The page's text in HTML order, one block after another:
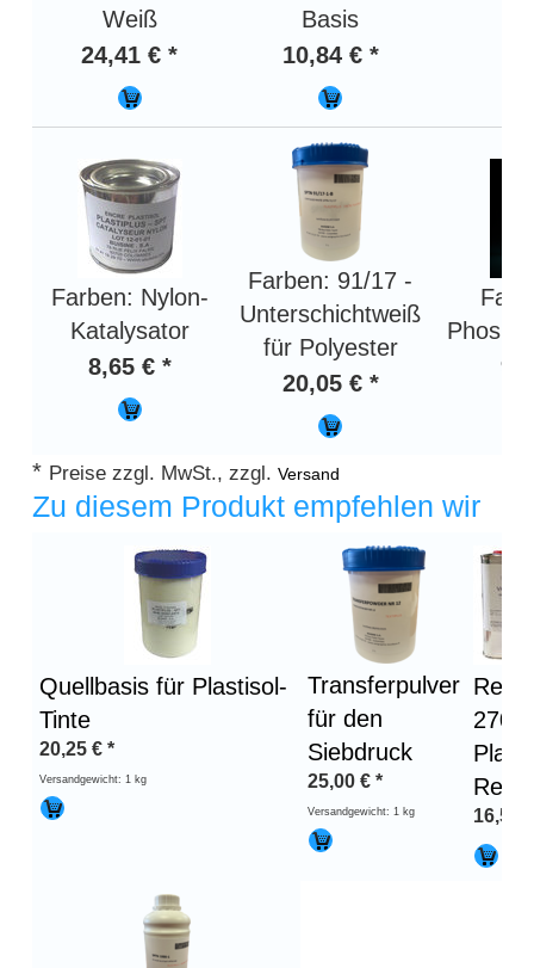
Weiß
24,41 € *
Basis
10,84 € *
Farben: Nylon-
Katalysator
8,65 € *
Farben: 91/17 -
Unterschichtweiß
für Polyester
20,05 € *
* Preise zzgl. MwSt., zzgl.Versand
Zu diesem Produkt empfehlen wir
Quellbasis für Plastisol-
Tinte
20,25 € *
Versandgewicht: 1 kg
Transferpulver
für den
Siebdruck
25,00 € *
Versandgewicht: 1 kg
2704
16,50